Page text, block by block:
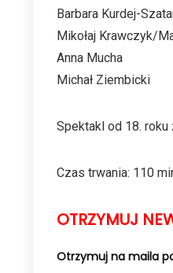
Barbara Kurdej-
Mikołaj Krawczyk/
Anna Mucha
Michał Ziembicki
Spektakl od 18. roku
Czas trwania: 110
OTRZYMUJ
Otrzymuj na maila